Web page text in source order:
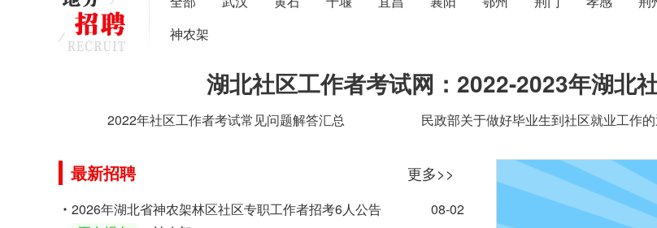
神农架
湖北社区工作者考试网：2022-2023年湖北
2022年社区工作者考试常见问题解答汇总 民政部关于做好毕业生到社区就业工作
最新招聘 更多>>
2026年湖北省神农架林区社区专职工作者招考6人公告
08-02